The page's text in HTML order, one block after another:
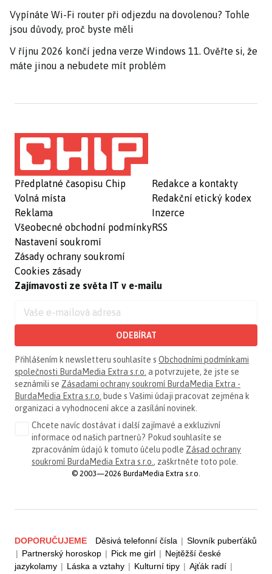
Vypínáte Wi-Fi router při odjezdu na dovolenou? Tohle
jsou důvody, proč byste měli
V říjnu 2026 končí jedna verze Windows 11. Ověřte si, že
máte jinou a nebudete mít problém
Předplatné časopisu Chip
Volná místa
Reklama
Všeobecné obchodní podmínky
Nastavení soukromí
Zásady ochrany soukromí
Cookies zásady
Redakce a kontakty
Redakční etický kodex
Inzerce
RSS
Zajímavosti ze světa IT v e-mailu
ODEBÍRAT
Přihlášením k newsletteru souhlasíte s Obchodními podmínkami
společnosti BurdaMedia Extra s.r.o. a potvrzujete, že jste se
seznámili se Zásadami ochrany soukromí BurdaMedia Extra -
BurdaMedia Extra s.r.o. bude s Vašimi údaji pracovat zejména k
organizaci a vyhodnocení akce a zasílání novinek.
Chcete navíc dostávat i další zajímavé a exkluzivní
informace od našich partnerů? Pokud souhlasíte se
zpracováním údajů k tomuto účelu podle Zásad ochrany
soukromí BurdaMedia Extra s.r.o. , zaškrtněte toto pole.
© 2003—2026 BurdaMedia Extra s.r.o.
DOPORUČUJEME Děsivá telefonní čísla | Slovník puberťáků
| Partnerský horoskop | Pick me girl | Nejtěžší české
jazykolamy | Láska a vztahy | Kulturní tipy | Ajťák radí |